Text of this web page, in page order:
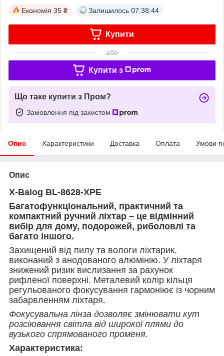
Економія 35 ₴ Залишилось 07:38:43
Купити
або
Купити з
Що таке купити з Пром?
Замовлення під захистом
Опис Характеристики Доставка Оплата Умови
Опис
X-Balog BL-8628-XPE
Багатофункціональний, практичний та
компактний ручний ліхтар – це відмінний
вибір для дому, подорожей, риболовлі та
багато іншого.
Захищений від пилу та вологи ліхтарик,
виконаний з анодованого алюмінію. У ліхтаря
знижений ризик вислизання за рахунок
рифленої поверхні. Металевий колір кільця
регульованого фокусування гармоніює із чорним
забарвленням ліхтаря.
Фокусувальна лінза дозволяє змінювати кут
розсіювання світла від широкої плями до
вузького спрямованого променя.
Характеристика: